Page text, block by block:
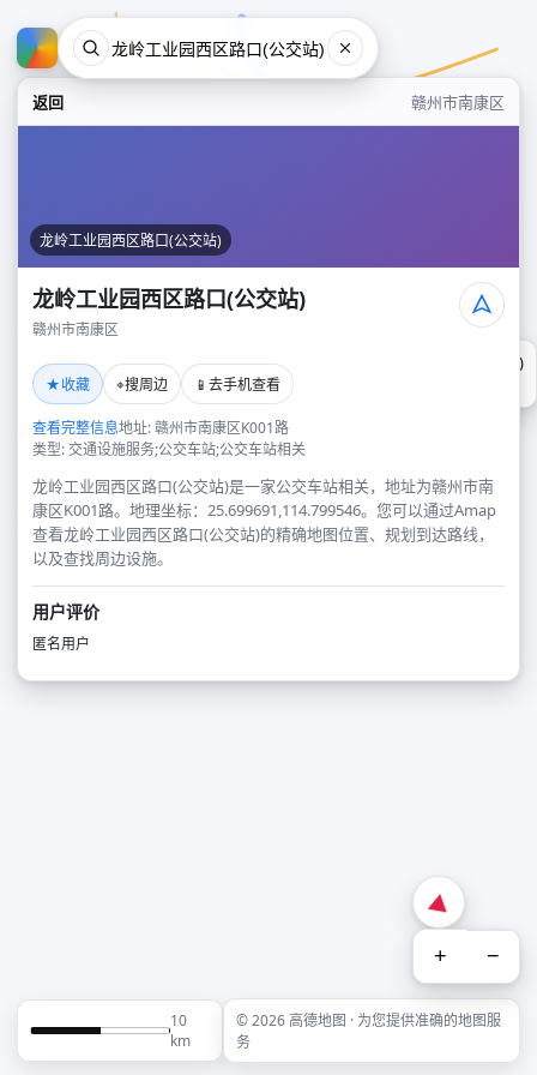
返回 赣州市南康区
龙岭工业园西区路口(公交站)
龙岭工业园西区路口(公交站)
赣州市南康区
★收藏 ⌖搜周边 📱 去手机查看
查看完整信息地址: 赣州市南康区K001路
类型: 交通设施服务;公交车站;公交车站相关
龙岭工业园西区路口(公交站)是一家公交车站相关，地址为赣州市南
康区K001路。地理坐标：25.699691,114.799546。您可以通过Amap
查看龙岭工业园西区路口(公交站)的精确地图位置、规划到达路线，
以及查找周边设施。
用户评价
匿名用户
龙岭工业园西区路口(公交站)
+ −
10
km
© 2026 高德地图 · 为您提供准确的地图服
务